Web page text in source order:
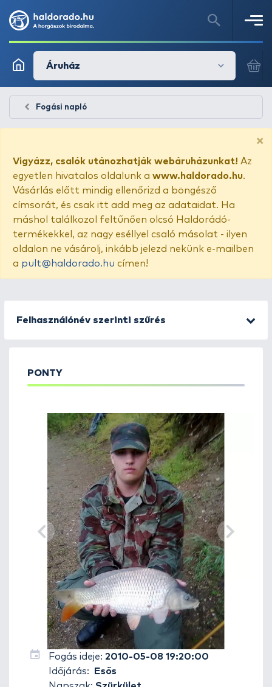
Áruház
Fogási napló
×
Vigyázz, csalók utánozhatják webáruházunkat! Az
egyetlen hivatalos oldalunk a www.haldorado.hu.
Vásárlás előtt mindig ellenőrizd a böngésző
címsorát, és csak itt add meg az adataidat. Ha
máshol találkozol feltűnően olcsó Haldorádó-
termékekkel, az nagy eséllyel csaló másolat - ilyen
oldalon ne vásárolj, inkább jelezd nekünk e-mailben
a pult@haldorado.hu címen!
Felhasználónév szerinti szűrés
PONTY
1 2
Fogás ideje: 2010-05-08 19:20:00
Időjárás:
Esős